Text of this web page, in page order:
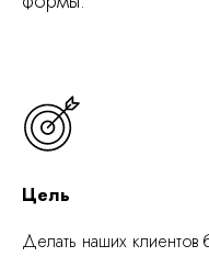
Цель
Делать наших клиентов